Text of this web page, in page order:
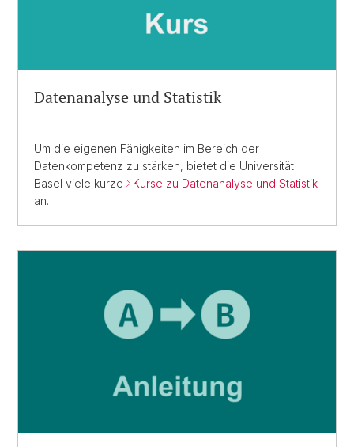
Datenanalyse und Statistik
Um die eigenen Fähigkeiten im Bereich der
Datenkompetenz zu stärken, bietet die Universität
Basel viele kurze
Kurse zu Datenanalyse und Statistik
an.